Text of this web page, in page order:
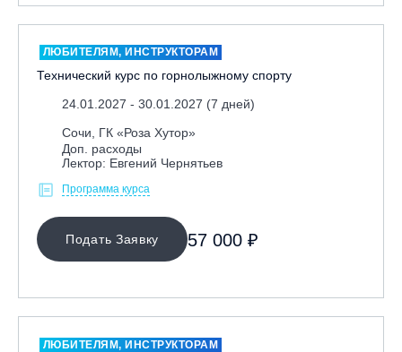
ЛЮБИТЕЛЯМ, ИНСТРУКТОРАМ
Технический курс по горнолыжному спорту
24.01.2027 - 30.01.2027 (7 дней)
Сочи, ГК «Роза Хутор»
Доп. расходы
Лектор: Евгений Чернятьев
Программа курса
Подать Заявку 57 000 ₽
ЛЮБИТЕЛЯМ, ИНСТРУКТОРАМ